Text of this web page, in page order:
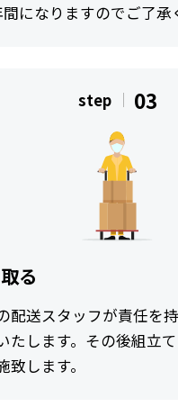
になりますのでご了承
step 03
る
配送スタッフが責任を
たします。その後組立
致します。